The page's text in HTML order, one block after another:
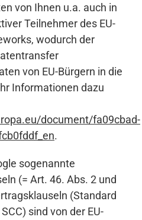
von Ihnen u.a. auch in
Teilnehmer des EU-
wodurch der
von EU-Bürgern in die
Informationen dazu
document/fa09cbad-
.
sogenannte
(= Art. 46. Abs. 2 und
(Standard
sind von der EU-